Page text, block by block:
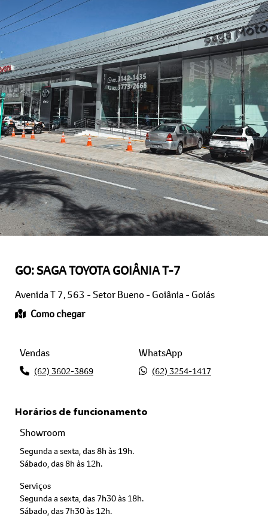
GO: SAGA TOYOTA GOIÂNIA T-7
Avenida T 7, 563 - Setor Bueno - Goiânia - Goiás
Como chegar
Vendas
(62) 3602-3869
WhatsApp
(62) 3254-1417
Horários de funcionamento
Showroom
Segunda a sexta, das 8h às 19h.
Sábado, das 8h às 12h.
Serviços
Segunda a sexta, das 7h30 às 18h.
Sábado, das 7h30 às 12h.